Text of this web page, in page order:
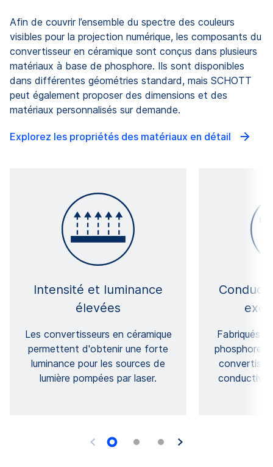
Afin de couvrir l’ensemble du spectre des couleurs
visibles pour la projection numérique, les composants du
convertisseur en céramique sont conçus dans plusieurs
matériaux à base de phosphore. Ils sont disponibles
dans différentes géométries standard, mais SCHOTT
peut également proposer des dimensions et des
matériaux personnalisés sur demande.
Explorez les propriétés des matériaux en détail
Intensité et luminance
élevées
Les convertisseurs en céramique
permettent d'obtenir une forte
luminance pour les sources de
lumière pompées par laser.
Fabriqués à